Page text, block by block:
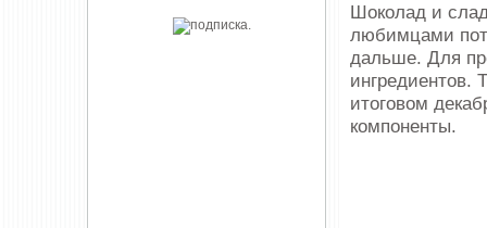
Шоколад и
любимцами
дальше. Для
ингредиентов.
итоговом
компоненты.